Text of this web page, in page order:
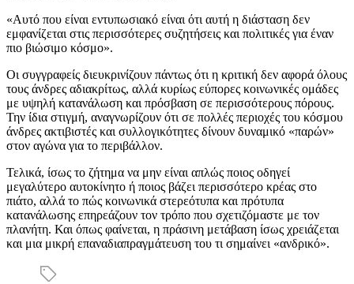
«Αυτό που είναι εντυπωσιακό είναι ότι αυτή η διάσταση δεν
εμφανίζεται στις περισσότερες συζητήσεις και πολιτικές για έναν
πιο βιώσιμο κόσμο».
Οι συγγραφείς διευκρινίζουν πάντως ότι η κριτική δεν αφορά όλους
τους άνδρες αδιακρίτως, αλλά κυρίως εύπορες κοινωνικές ομάδες
με υψηλή κατανάλωση και πρόσβαση σε περισσότερους πόρους.
Την ίδια στιγμή, αναγνωρίζουν ότι σε πολλές περιοχές του κόσμου
άνδρες ακτιβιστές και συλλογικότητες δίνουν δυναμικό «παρών»
στον αγώνα για το περιβάλλον.
Τελικά, ίσως το ζήτημα να μην είναι απλώς ποιος οδηγεί
μεγαλύτερο αυτοκίνητο ή ποιος βάζει περισσότερο κρέας στο
πιάτο, αλλά το πώς κοινωνικά στερεότυπα και πρότυπα
κατανάλωσης επηρεάζουν τον τρόπο που σχετιζόμαστε με τον
πλανήτη. Και όπως φαίνεται, η πράσινη μετάβαση ίσως χρειάζεται
και μια μικρή επαναδιαπραγμάτευση του τι σημαίνει «ανδρικό».